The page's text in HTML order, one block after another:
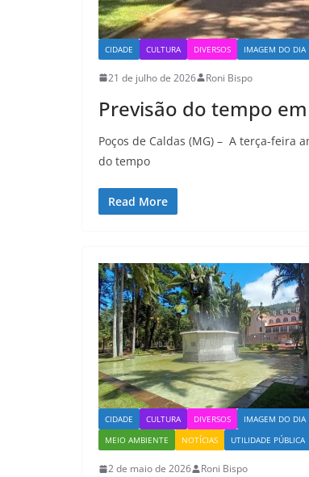
CIDADE CULTURA DIVERSOS IMAGEM DO DIA
21 de julho de 2026 Roni Bispo
Previsão do tempo
Poços de Caldas (MG) – A terça-feira
do tempo
Read More
CIDADE CULTURA DIVERSOS
IMAGEM DO DIA
MEIO AMBIENTE
NOTÍCIAS UTILIDADE PÚBLICA
2 de maio de 2026 Roni Bispo